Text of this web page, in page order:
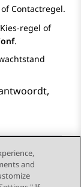
Contactregel.
regel of
.
and